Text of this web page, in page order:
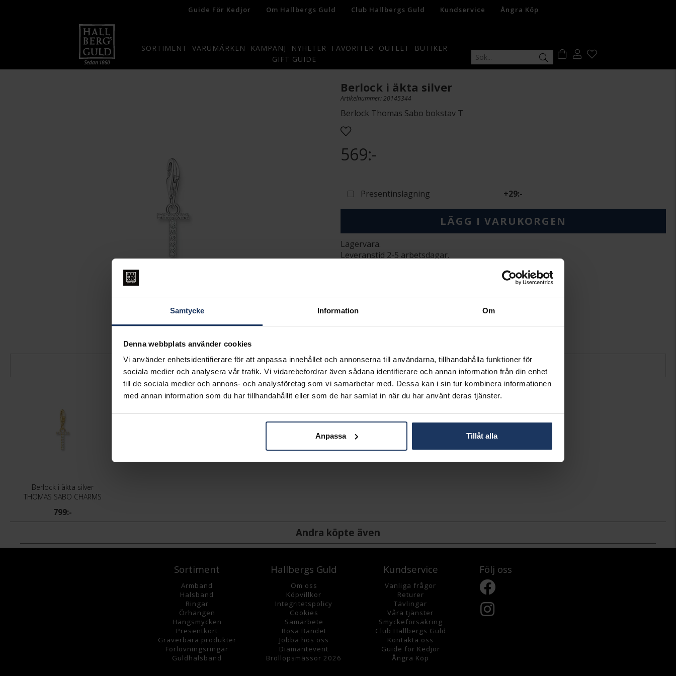
Samtycke Information Om
Denna webbplats använder cookies
Vi använder enhetsidentifierare för att anpassa innehållet och annonserna till användarna, tillhandahålla funktioner för
sociala medier och analysera vår trafik. Vi vidarebefordrar även sådana identifierare och annan information från din enhet
till de sociala medier och annons- och analysföretag som vi samarbetar med. Dessa kan i sin tur kombinera informationen
med annan information som du har tillhandahållit eller som de har samlat in när du har använt deras tjänster.
Anpassa Tillåt alla
Guide För Kedjor Om Hallbergs Guld Club Hallbergs Guld Kundservice Ångra Köp
SORTIMENT VARUMÄRKEN KAMPANJ NYHETER FAVORITER OUTLET
BUTIKER
GIFT GUIDE
Berlock i äkta silver
Artikelnummer: 20145344
Berlock Thomas Sabo bokstav T
569:-
Presentinslagning +29:-
LÄGG I VARUKORGEN
Lagervara.
Leveranstid 2-5 arbetsdagar.
MODELL
1957-051-14
MATERIAL
Silver
Matchande produkter och andra varianter
Berlock i äkta silver
THOMAS SABO CHARMS
799:-
Andra köpte även
Sortiment
Armband
Halsband
Ringar
Örhängen
Hängsmycken
Presentkort
Graverbara produkter
Förlovningsringar
Guldhalsband
Hallbergs Guld
Om oss
Köpvillkor
Integritetspolicy
Cookies
Samarbete
Rosa Bandet
Jobba hos oss
Diamantevent
Bröllopsmässor 2026
Kundservice
Vanliga frågor
Returer
Tävlingar
Våra tjänster
Smyckeförsäkring
Club Hallbergs Guld
Kontakta oss
Guide för Kedjor
Ångra Köp
Följ oss